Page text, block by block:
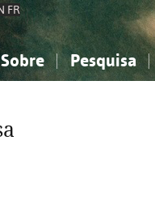
FR
Sobre Pesquisa
Ciências sociais...
Ciências sociais...